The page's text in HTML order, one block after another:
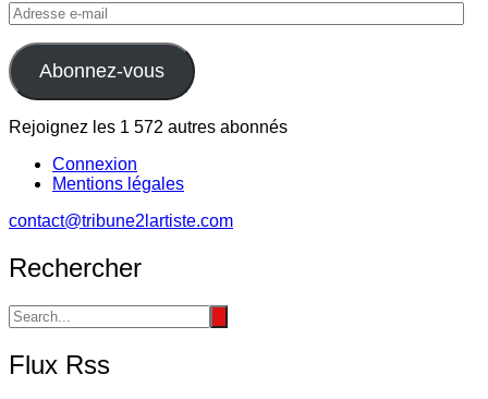
Adresse
e-
mail
Abonnez-vous
Rejoignez les 1 572 autres abonnés
Connexion
Mentions légales
contact@tribune2lartiste.com
Rechercher
Flux Rss